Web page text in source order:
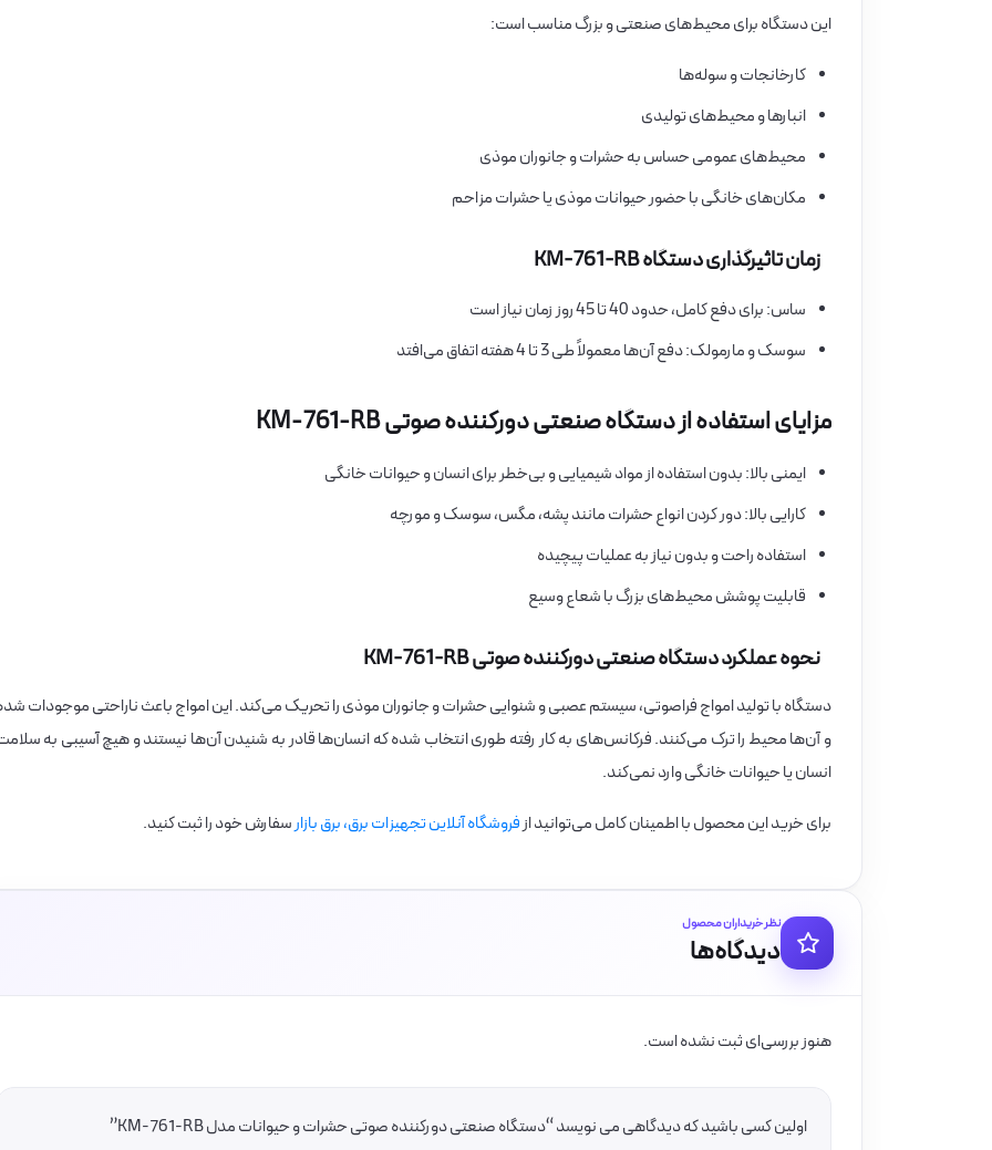
این دستگاه برای محیط‌های صنعتی و بزرگ مناسب است:
کارخانجات و سوله‌ها
انبارها و محیط‌های تولیدی
محیط‌های عمومی حساس به حشرات و جانوران موذی
مکان‌های خانگی با حضور حیوانات موذی یا حشرات مزاحم
زمان تاثیرگذاری دستگاه KM-761-RB
ساس: برای دفع کامل، حدود 40 تا 45 روز زمان نیاز است
سوسک و مارمولک: دفع آن‌ها معمولاً طی 3 تا 4 هفته اتفاق می‌افتد
مزایای استفاده از دستگاه صنعتی دورکننده صوتی KM-761-RB
ایمنی بالا: بدون استفاده از مواد شیمیایی و بی‌خطر برای انسان و حیوانات خانگی
کارایی بالا: دور کردن انواع حشرات مانند پشه، مگس، سوسک و مورچه
استفاده راحت و بدون نیاز به عملیات پیچیده
قابلیت پوشش محیط‌های بزرگ با شعاع وسیع
نحوه عملکرد دستگاه صنعتی دورکننده صوتی KM-761-RB
دستگاه با تولید امواج فراصوتی، سیستم عصبی و شنوایی حشرات و جانوران موذی را تحریک می‌کند. این امواج باعث ناراحتی موجودات
و آن‌ها محیط را ترک می‌کنند. فرکانس‌های به کار رفته طوری انتخاب شده که انسان‌ها قادر به شنیدن آن‌ها نیستند و هیچ آسیبی به
انسان یا حیوانات خانگی وارد نمی‌کند.
برای خرید این محصول با اطمینان کامل می‌توانید ازفروشگاه آنلاین تجهیزات برق، برق بازارسفارش خود را ثبت کنید.
نظر خریداران محصول
دیدگاه‌ها
هنوز بررسی‌ای ثبت نشده است.
اولین کسی باشید که دیدگاهی می نویسد “دستگاه صنعتی دورکننده صوتی حشرات و حیوانات مدل KM-761-RB”